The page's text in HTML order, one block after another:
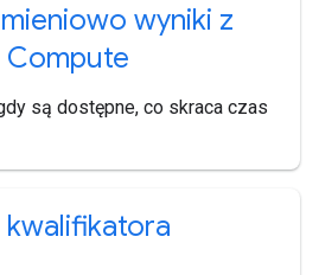
wyniki z
Compute
są dostępne, co skraca czas
kwalifikatora